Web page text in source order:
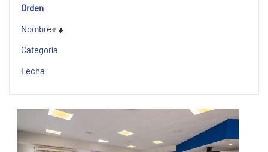
Orden
Nombre
Categoría
Fecha